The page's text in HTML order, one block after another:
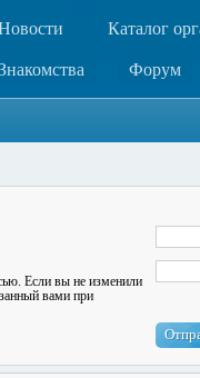
Каталог
Форум
Если вы не изменили
вами при